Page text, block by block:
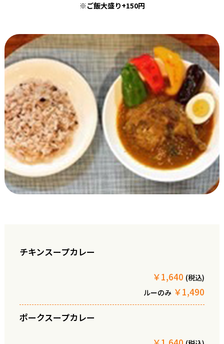
※ご飯大盛り+150円
チキンスープカレー
￥1,640 (税込)
ルーのみ ￥1,490
ポークスープカレー